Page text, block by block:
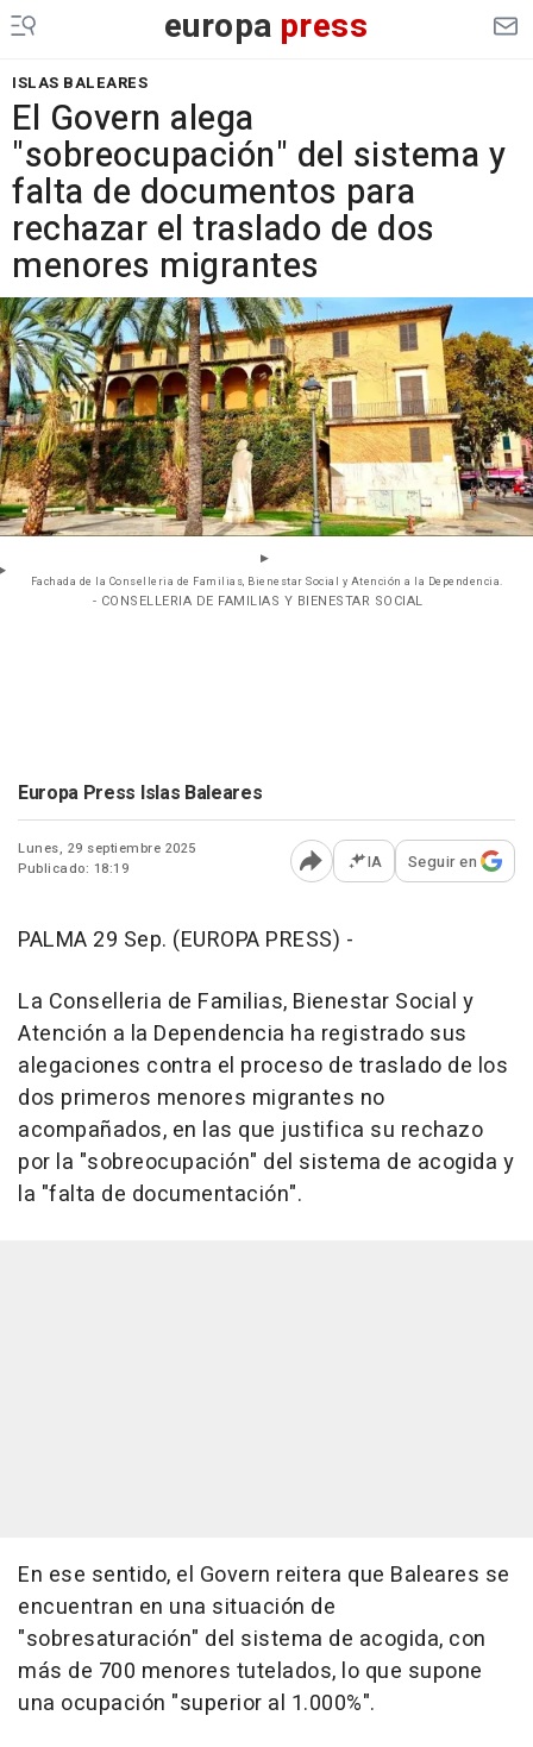
europa press
ISLAS BALEARES
El Govern alega
"sobreocupación" del sistema y
falta de documentos para
rechazar el traslado de dos
menores migrantes
Fachada de la Conselleria de Familias, Bienestar Social y Atención a la Dependencia.
- CONSELLERIA DE FAMILIAS Y BIENESTAR SOCIAL
Europa Press Islas Baleares
Lunes, 29 septiembre 2025
Publicado: 18:19
Abrir opciones para
IA Seguir en
PALMA 29 Sep. (EUROPA PRESS) -
La Conselleria de Familias, Bienestar Social y
Atención a la Dependencia ha registrado sus
alegaciones contra el proceso de traslado de los
dos primeros menores migrantes no
acompañados, en las que justifica su rechazo
por la "sobreocupación" del sistema de acogida y
la "falta de documentación".
En ese sentido, el Govern reitera que Baleares se
encuentran en una situación de
"sobresaturación" del sistema de acogida, con
más de 700 menores tutelados, lo que supone
una ocupación "superior al 1.000%".